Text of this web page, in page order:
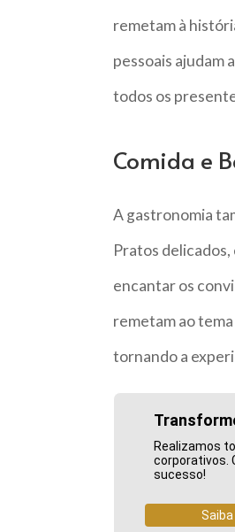
remetam à
pessoais ajudam
todos os
Comida e
A gastronomia
Pratos
encantar os
remetam ao
tornando a
Realizamos
corporativos.
sucesso!